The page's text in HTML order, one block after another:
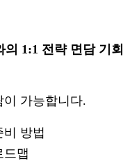
1:1 전략 면담 기회
이 가능합니다.
방법
드맵